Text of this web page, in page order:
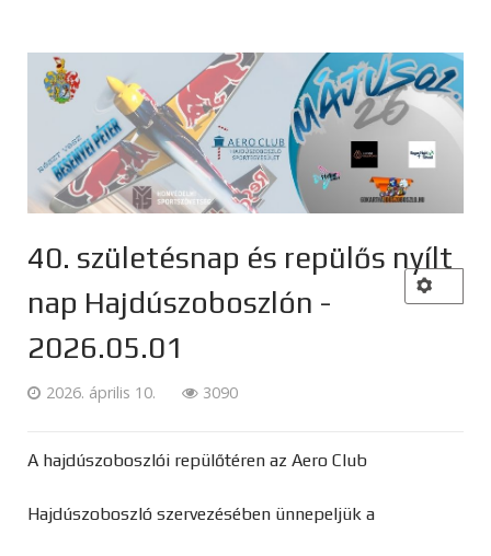
40. születésnap és repülős nyílt
nap Hajdúszoboszlón -
2026.05.01
2026. április 10. 3090
A hajdúszoboszlói repülőtéren az Aero Club
Hajdúszoboszló szervezésében ünnepeljük a